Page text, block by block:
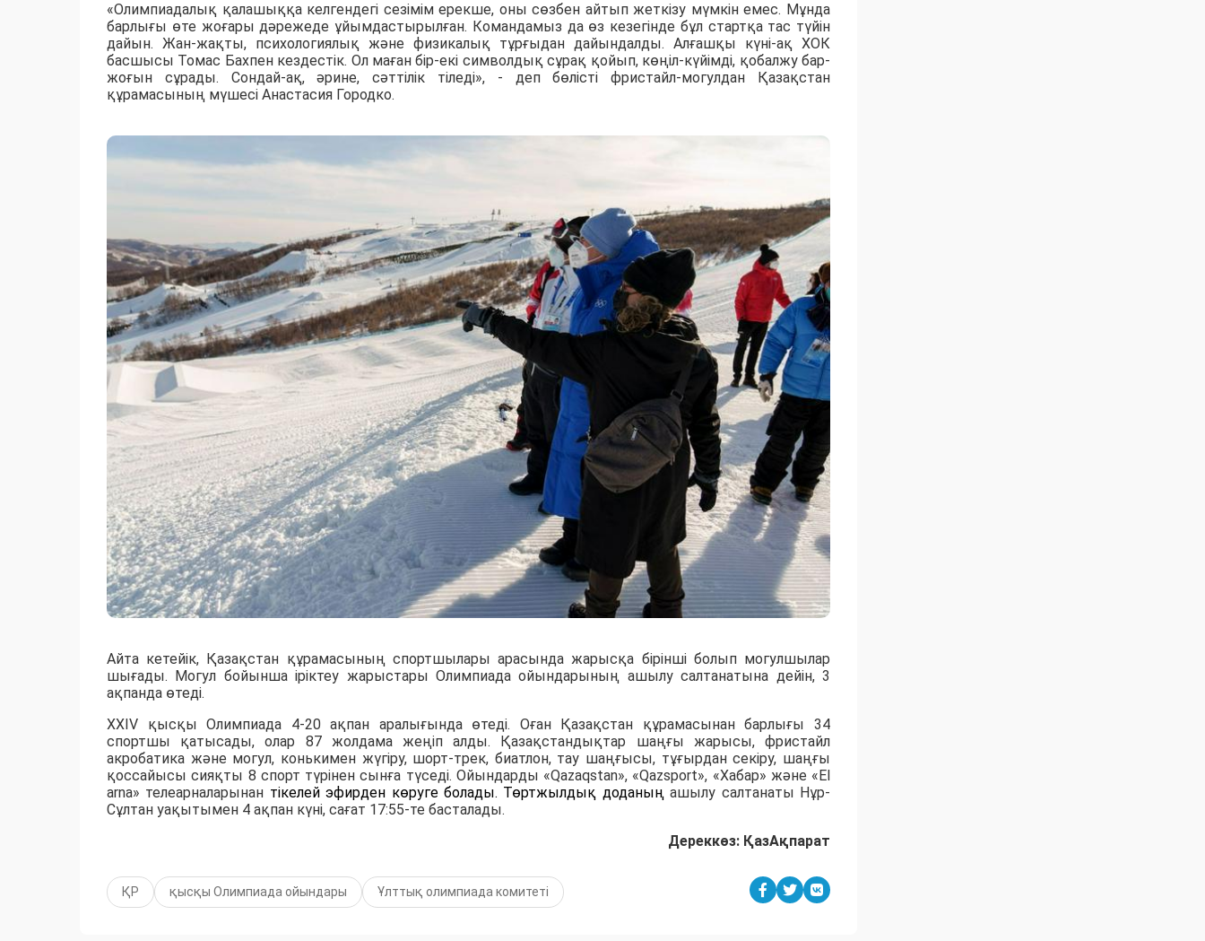
«Олимпиадалық қалашыққа келгендегі сезімім ерекше, оны сөзбен айтып жеткізу мүмкін емес. Мұнда
барлығы өте жоғары дәрежеде ұйымдастырылған. Командамыз да өз кезегінде бұл стартқа тас түйін
дайын. Жан-жақты, психологиялық және физикалық тұрғыдан дайындалды. Алғашқы күні-ақ ХОК
басшысы Томас Бахпен кездестік. Ол маған бір-екі символдық сұрақ қойып, көңіл-күйімді, қобалжу бар-
жоғын сұрады. Сондай-ақ, әрине, сәттілік тіледі», - деп бөлісті фристайл-могулдан Қазақстан
құрамасының мүшесі Анастасия Городко.
Айта кетейік, Қазақстан құрамасының спортшылары арасында жарысқа бірінші болып могулшылар
шығады. Могул бойынша іріктеу жарыстары Олимпиада ойындарының ашылу салтанатына дейін, 3
ақпанда өтеді.
XXIV қысқы Олимпиада 4-20 ақпан аралығында өтеді. Оған Қазақстан құрамасынан барлығы 34
спортшы қатысады, олар 87 жолдама жеңіп алды. Қазақстандықтар шаңғы жарысы, фристайл
акробатика және могул, конькимен жүгіру, шорт-трек, биатлон, тау шаңғысы, тұғырдан секіру, шаңғы
қоссайысы сияқты 8 спорт түрінен сынға түседі. Ойындарды «Qazaqstan», «Qazsport», «Хабар» және «El
arna» телеарналарынан тікелейэфирден көруге болады. Төртжылдық доданыңашылу салтанаты Нұр-
Сұлтан уақытымен 4 ақпан күні, сағат 17:55-те басталады.
Дереккөз: ҚазАқпарат
ҚР қысқы Олимпиада ойындары Ұлттық олимпиада комитеті